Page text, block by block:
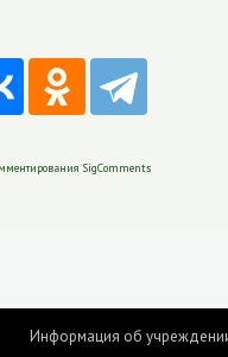
SigComments
Информация об